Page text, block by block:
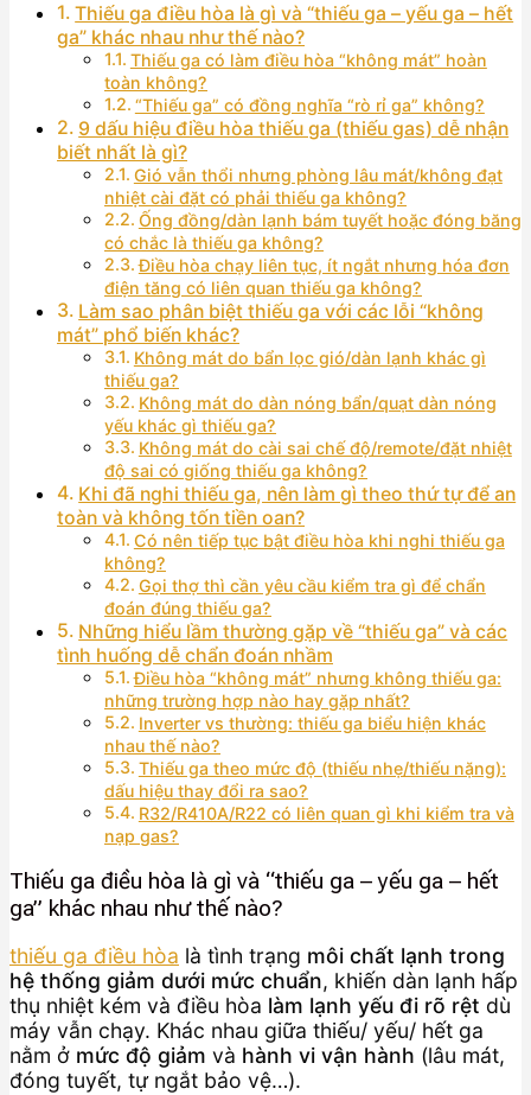
Thiếu ga điều hòa là gì và “thiếu ga – yếu ga – hết
ga” khác nhau như thế nào?
Thiếu ga có làm điều hòa “không mát” hoàn
toàn không?
“Thiếu ga” có đồng nghĩa “rò rỉ ga” không?
9 dấu hiệu điều hòa thiếu ga (thiếu gas) dễ nhận
biết nhất là gì?
Gió vẫn thổi nhưng phòng lâu mát/không đạt
nhiệt cài đặt có phải thiếu ga không?
Ống đồng/dàn lạnh bám tuyết hoặc đóng băng
có chắc là thiếu ga không?
Điều hòa chạy liên tục, ít ngắt nhưng hóa đơn
điện tăng có liên quan thiếu ga không?
Làm sao phân biệt thiếu ga với các lỗi “không
mát” phổ biến khác?
Không mát do bẩn lọc gió/dàn lạnh khác gì
thiếu ga?
Không mát do dàn nóng bẩn/quạt dàn nóng
yếu khác gì thiếu ga?
Không mát do cài sai chế độ/remote/đặt nhiệt
độ sai có giống thiếu ga không?
Khi đã nghi thiếu ga, nên làm gì theo thứ tự để an
toàn và không tốn tiền oan?
Có nên tiếp tục bật điều hòa khi nghi thiếu ga
không?
Gọi thợ thì cần yêu cầu kiểm tra gì để chẩn
đoán đúng thiếu ga?
Những hiểu lầm thường gặp về “thiếu ga” và các
tình huống dễ chẩn đoán nhầm
Điều hòa “không mát” nhưng không thiếu ga:
những trường hợp nào hay gặp nhất?
Inverter vs thường: thiếu ga biểu hiện khác
nhau thế nào?
Thiếu ga theo mức độ (thiếu nhẹ/thiếu nặng):
dấu hiệu thay đổi ra sao?
R32/R410A/R22 có liên quan gì khi kiểm tra và
nạp gas?
Thiếu ga điều hòa là gì và “thiếu ga – yếu ga – hết
ga” khác nhau như thế nào?
thiếu ga điều hòa là tình trạng môi chất lạnh trong
hệ thống giảm dưới mức chuẩn, khiến dàn lạnh hấp
thụ nhiệt kém và điều hòa làm lạnh yếu đi rõ rệt dù
máy vẫn chạy. Khác nhau giữa thiếu/ yếu/ hết ga
nằm ở mức độ giảm và hành vi vận hành (lâu mát,
đóng tuyết, tự ngắt bảo vệ…).